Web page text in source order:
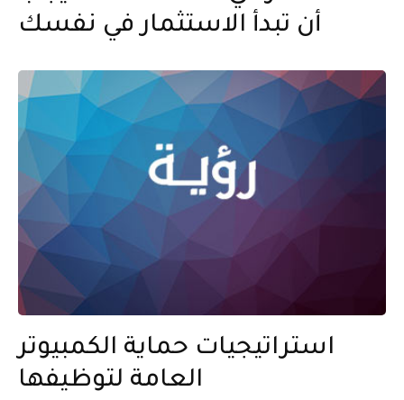
أن تبدأ الاستثمار في نفسك
استراتيجيات حماية الكمبيوتر
العامة لتوظيفها